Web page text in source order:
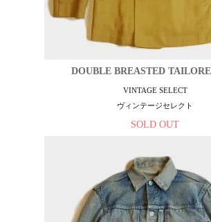
DOUBLE BREASTED
VINTAGE SELECT
ヴィンテージセレクト
SOLD OUT